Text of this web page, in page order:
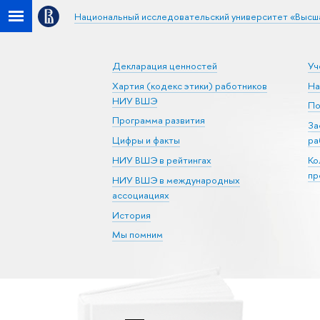
Национальный исследовательский университет
Декларация ценностей
Хартия (кодекс этики) работников
НИУ ВШЭ
Программа развития
Цифры и факты
НИУ ВШЭ в рейтингах
НИУ ВШЭ в международных
ассоциациях
История
Мы помним